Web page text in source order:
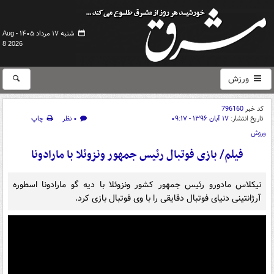
شنبه ۱۷ مرداد ۱۴۰۵ -
Aug
8 2026
ورزش
کد خبر796160
تاریخ انتشار: ۱۷ آبان ۱۳۹۶ - ۰۹:۱۷ ۰ نظر
چاپ
ورزش
فیلم/ بازی فوتبال رئیس جمهور ونزوئلا با مارادونا
نیکلاس مادورو رئیس جمهور کشور ونزوئلا با دیه گو مارادونا اسطوره
آرژانتینی دنیای فوتبال دقایقی را با وی فوتبال بازی کرد.